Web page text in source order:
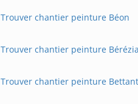
Trouver chantier peinture Béon
Trouver chantier peinture
Trouver chantier peinture Bettant